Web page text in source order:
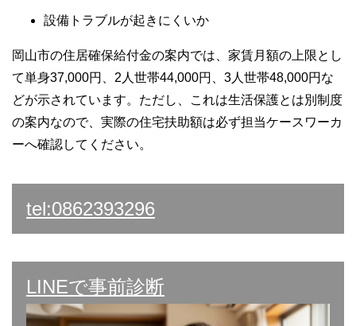
設備トラブルが起きにくいか
岡山市の住居確保給付金の案内では、家賃月額の上限とし
て単身37,000円、2人世帯44,000円、3人世帯48,000円な
どが示されています。ただし、これは生活保護とは別制度
の案内なので、実際の住宅扶助額は必ず担当ケースワーカ
ーへ確認してください。
tel:0862393296
LINEで事前診断